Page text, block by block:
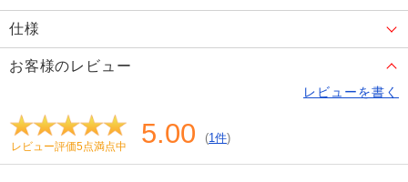
仕様
お客様のレビュー
レビューを書く
レビュー評価5点満点中 5.00 (1件)